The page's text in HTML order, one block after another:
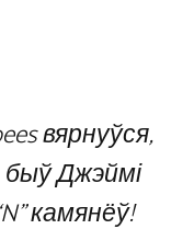
вярнуўся,
быў Джэймі
камянёў!